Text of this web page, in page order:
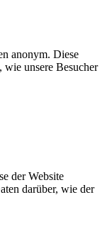
anonym. Diese
wie unsere Besucher
der Website
darüber, wie der